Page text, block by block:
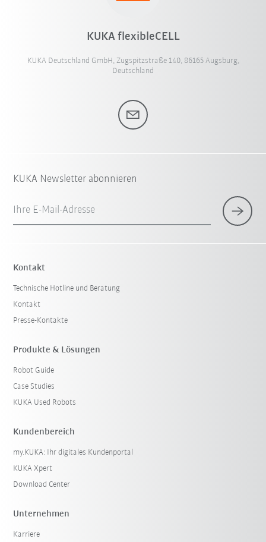
KUKA flexibleCELL
KUKA Deutschland GmbH, Zugspitzstraße 140, 86165 Augsburg,
Deutschland
KUKA Newsletter abonnieren
Ihre E-Mail-Adresse
Kontakt
Technische Hotline und Beratung
Kontakt
Presse-Kontakte
Produkte & Lösungen
Robot Guide
Case Studies
KUKA Used Robots
Kundenbereich
my.KUKA: Ihr digitales Kundenportal
KUKA Xpert
Download Center
Unternehmen
Karriere